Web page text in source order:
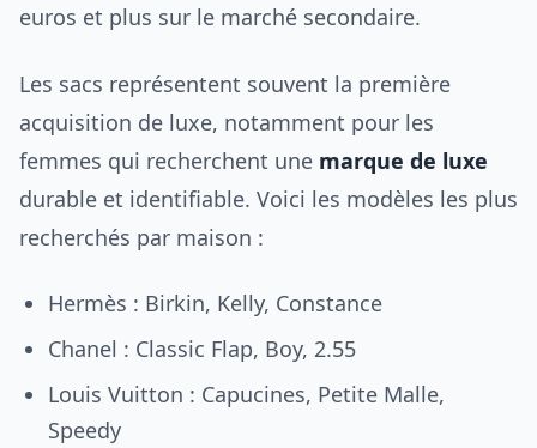
euros et plus sur le marché secondaire.
Les sacs représentent souvent la première
acquisition de luxe, notamment pour les
femmes qui recherchent une marque de luxe
durable et identifiable. Voici les modèles les plus
recherchés par maison :
Hermès : Birkin, Kelly, Constance
Chanel : Classic Flap, Boy, 2.55
Louis Vuitton : Capucines, Petite Malle,
Speedy